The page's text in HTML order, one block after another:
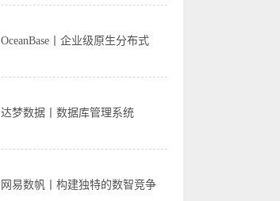
OceanBase丨企业级原生分布式
达梦数据丨数据库管理系统
网易数帆丨构建独特的数智竞争